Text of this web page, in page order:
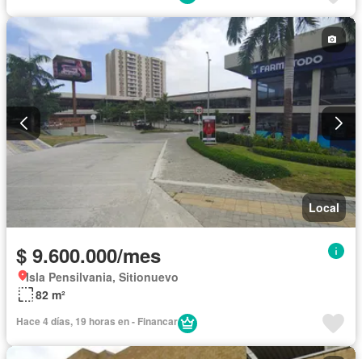
Local
$ 9.600.000/mes
Isla Pensilvania, Sitionuevo
82 m²
Hace 4 días, 19 horas en - Financar